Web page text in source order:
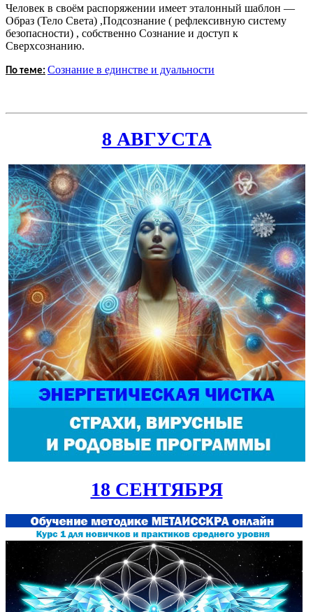
Человек в своём распоряжении имеет эталонный шаблон —
Образ (Тело Света) ,Подсознание ( рефлексивную систему
безопасности) , собственно Сознание и доступ к
Сверхсознанию.
По теме: Сознание в единстве и дуальности
8 АВГУСТА
18 СЕНТЯБРЯ